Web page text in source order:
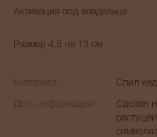
Активация под владельца
Размер 4,5 на 13 см
Материал: Спил
Доп. информация:
Сделан